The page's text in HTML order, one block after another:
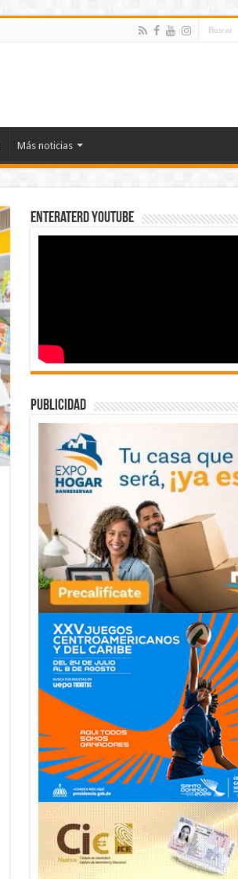
Más noticias
EnterateRD YOUTUBE
publicidad